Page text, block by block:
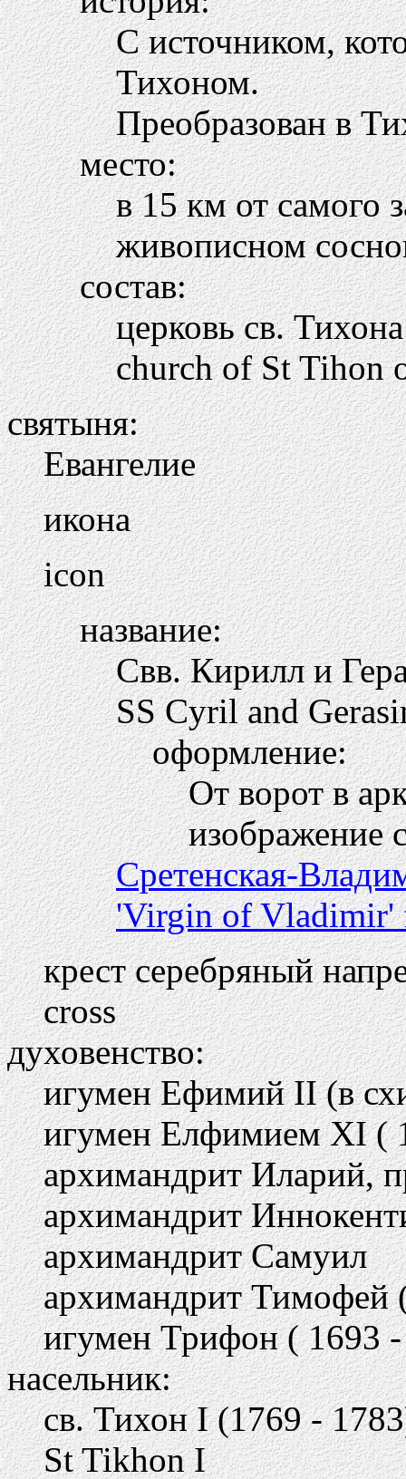
С источником,
Тихоном.
Преобразован в
место:
в 15 км от самого
живописном
состав:
церковь св.
church of St Tihon
святыня:
Евангелие
икона
icon
название:
Свв. Кирилл и
SS Cyril and
оформление:
От ворот в
изображение
Сретенская-
'Virgin of Vladimir'
крест серебряный
cross
духовенство:
игумен Ефимий II (в
игумен Елфимием XI (
архимандрит Иларий,
архимандрит
архимандрит Самуил
архимандрит Тимофей
игумен Трифон ( 1693
насельник:
св. Тихон I (1769 -
St Tikhon I